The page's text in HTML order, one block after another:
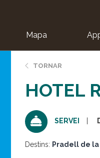
Mapa
TORNAR
HOTEL
SERVEI
Destins: Pradell de